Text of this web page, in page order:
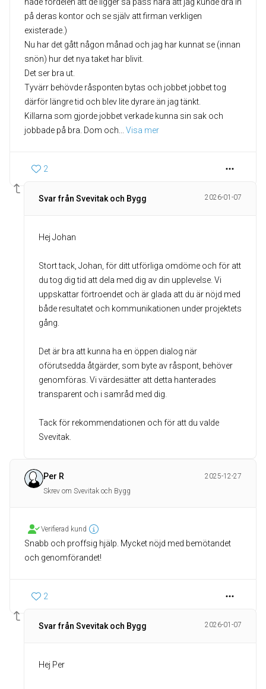
på deras kontor och se själv att firman verkligen
existerade.)
Nu har det gått någon månad och jag har kunnat se (innan
snön) hur det nya taket har blivit.
Det ser bra ut.
Tyvärr behövde råsponten bytas och jobbet jobbet tog
därför längre tid och blev lite dyrare än jag tänkt.
Killarna som gjorde jobbet verkade kunna sin sak och
jobbade på bra. Dom och
Visa mer
2
Svar från Svevitak och Bygg 2026-01-07
Hej Johan
Stort tack, Johan, för ditt utförliga omdöme och för att
du tog dig tid att dela med dig av din upplevelse. Vi
uppskattar förtroendet och är glada att du är nöjd med
både resultatet och kommunikationen under projektets
gång.
Det är bra att kunna ha en öppen dialog när
oförutsedda åtgärder, som byte av råspont, behöver
genomföras. Vi värdesätter att detta hanterades
transparent och i samråd med dig.
Tack för rekommendationen och för att du valde
Svevitak.
Per R
2025-12-27
Skrev om Svevitak och Bygg
Verifierad kund
Snabb och proffsig hjälp. Mycket nöjd med bemötandet
och genomförandet!
2
Svar från Svevitak och Bygg 2026-01-07
Hej Per